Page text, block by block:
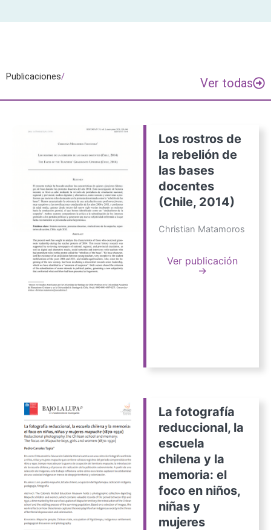
Publicaciones/ Ver todas
Los rostros de
la rebelión de
las bases
docentes
(Chile, 2014)
Christian Matamoros
Ver publicación
→
La fotografía
reduccional, la
escuela
chilena y la
memoria: el
foco en niños,
niñas y
mujeres